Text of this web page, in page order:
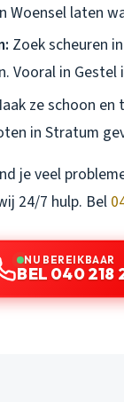
Woensel laten
Zoek scheuren
Vooral in Gestel
ze schoon
in Stratum
je veel
24/7 hulp. Bel
NU BEREIKBAAR
BEL 040 218